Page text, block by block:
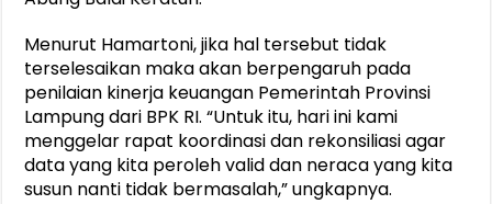
Menurut Hamartoni, jika hal tersebut tidak
terselesaikan maka akan berpengaruh pada
penilaian kinerja keuangan Pemerintah Provinsi
Lampung dari BPK RI. “Untuk itu, hari ini kami
menggelar rapat koordinasi dan rekonsiliasi agar
data yang kita peroleh valid dan neraca yang kita
susun nanti tidak bermasalah,” ungkapnya.